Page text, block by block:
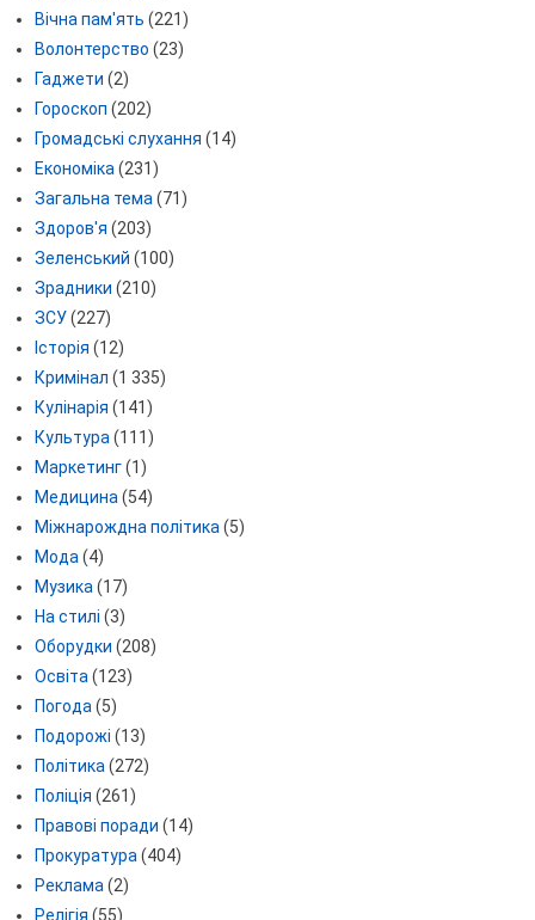
Вічна пам'ять (221)
Волонтерство (23)
Гаджети (2)
Гороскоп (202)
Громадські слухання (14)
Економіка (231)
Загальна тема (71)
Здоров'я (203)
Зеленський (100)
Зрадники (210)
ЗСУ(227)
Історія (12)
Кримінал (1 335)
Кулінарія (141)
Культура (111)
Маркетинг(1)
Медицина (54)
Міжнарождна політика (5)
Мода (4)
Музика (17)
На стилі (3)
Оборудки (208)
Освіта (123)
Погода (5)
Подорожі (13)
Політика (272)
Поліція (261)
Правові поради (14)
Прокуратура (404)
Реклама (2)
Релігія (55)